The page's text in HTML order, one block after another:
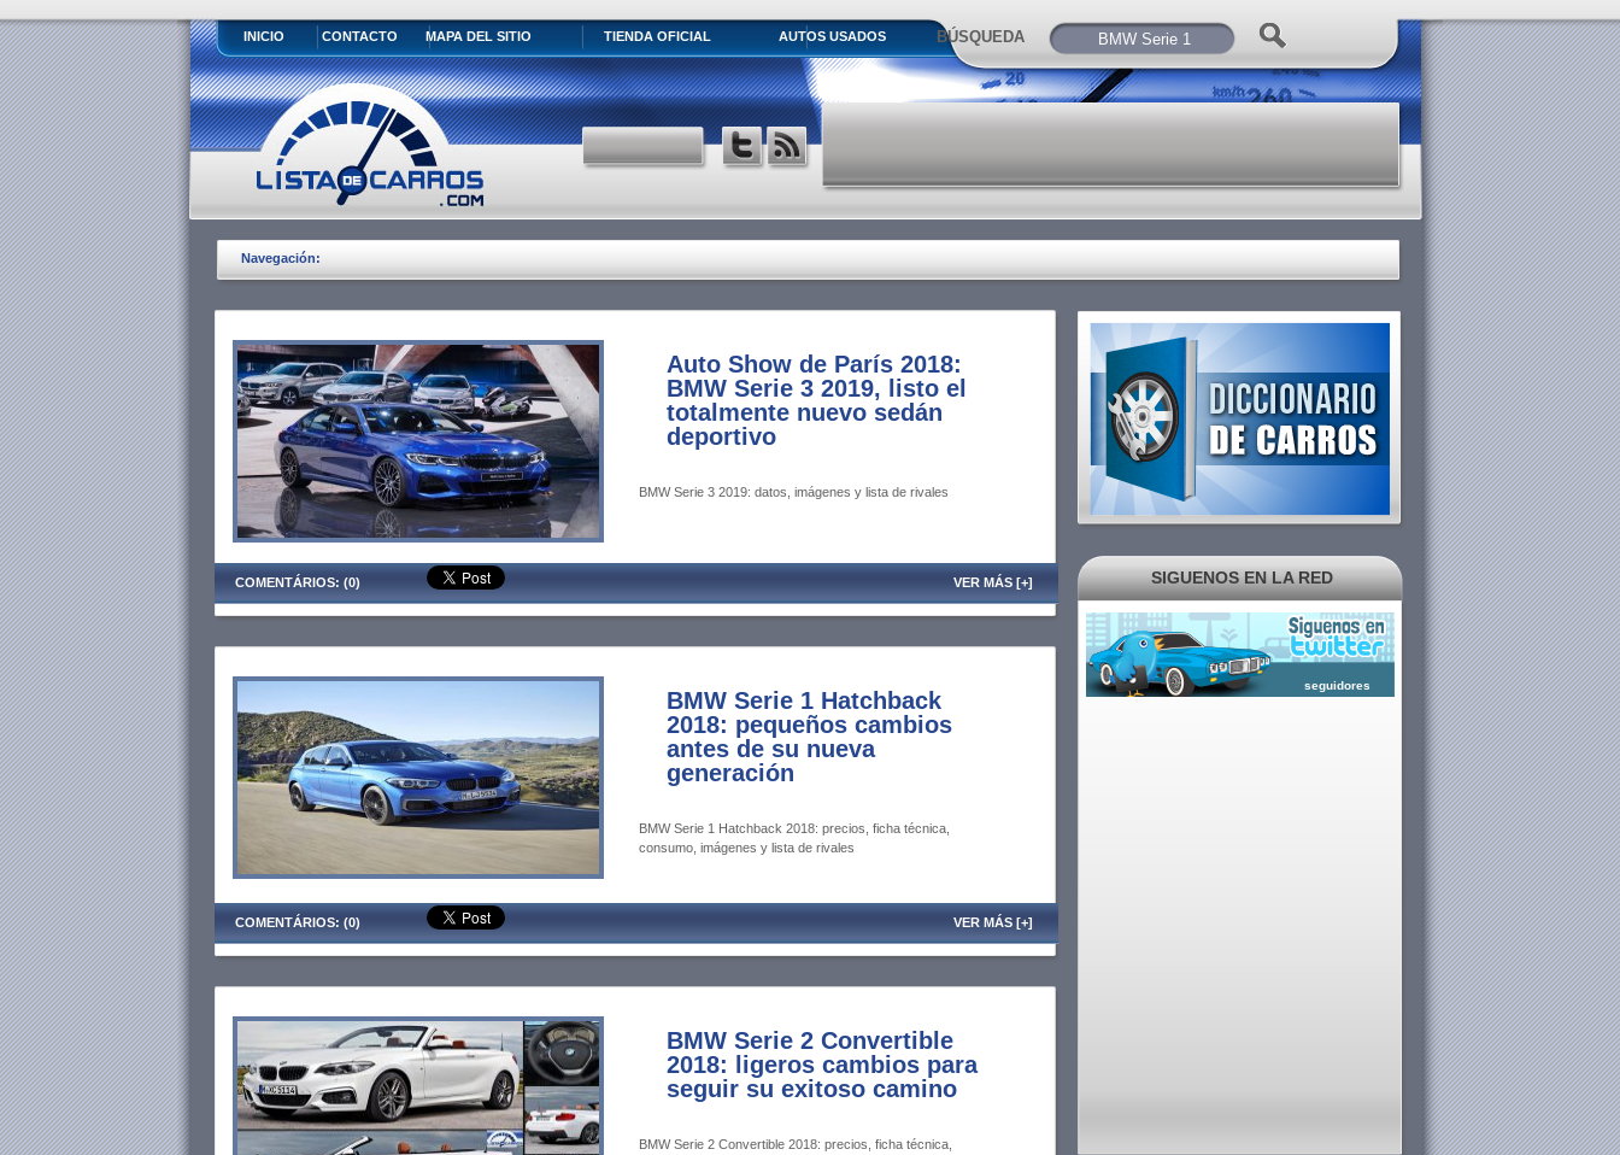
INICIO CONTACTO MAPA DEL SITIO TIENDA OFICIAL AUTOS USADOS BÚSQUEDA
Navegación:
Auto Show de París 2018:
BMW Serie 3 2019, listo el
totalmente nuevo sedán
deportivo
BMW Serie 3 2019: datos, imágenes y lista de rivales
COMENTÁRIOS: (0) VER MÁS [+]
BMW Serie 1 Hatchback
2018: pequeños cambios
antes de su nueva
generación
BMW Serie 1 Hatchback 2018: precios, ficha técnica,
consumo, imágenes y lista de rivales
COMENTÁRIOS: (0) VER MÁS [+]
BMW Serie 2 Convertible
2018: ligeros cambios para
seguir su exitoso camino
BMW Serie 2 Convertible 2018: precios, ficha técnica,
SIGUENOS EN LA RED
seguidores